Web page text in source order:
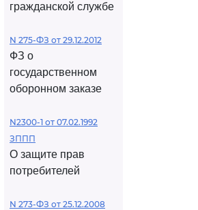
гражданской службе
N 275-ФЗ от 29.12.2012
ФЗ о
государственном
оборонном заказе
N2300-1 от 07.02.1992
ЗППП
О защите прав
потребителей
N 273-ФЗ от 25.12.2008